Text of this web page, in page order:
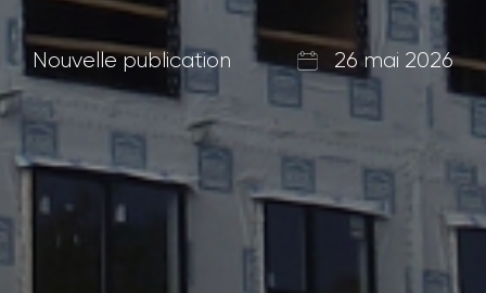
Nouvelle publication 26 mai 2026